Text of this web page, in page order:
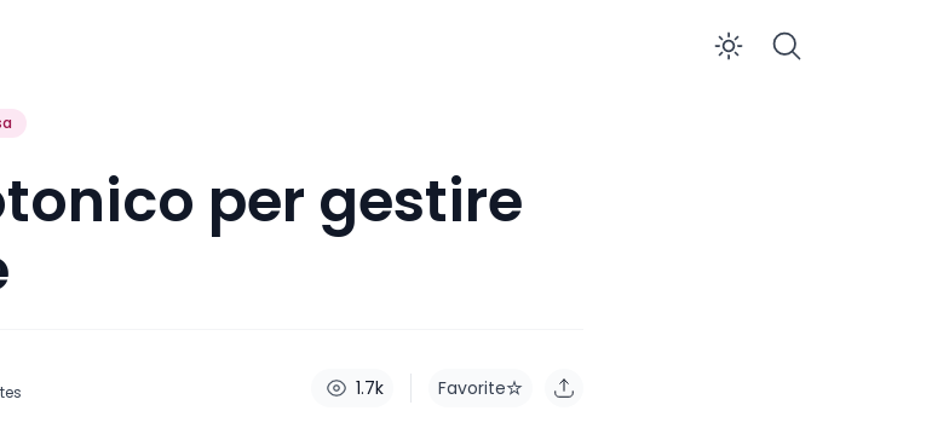
Enable
per gestire
1.7k Favorite